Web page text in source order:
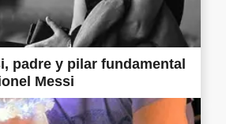
padre y pilar fundamental
Messi